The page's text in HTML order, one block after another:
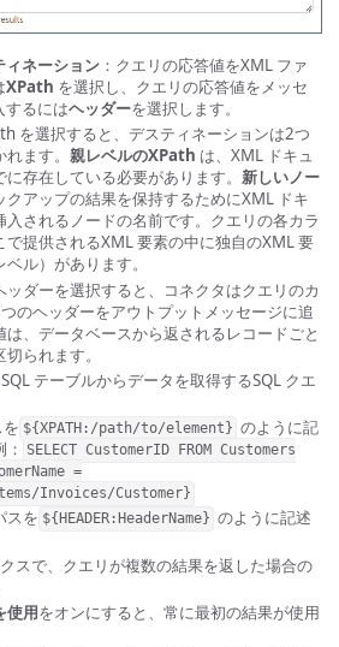
ィネーション ：クエリの応答値をXML ファ
XPath を選択し、クエリの応答値をメッセ
するにはヘッダーを選択します。
を選択すると、デスティネーションは2つ
ます。 親レベルのXPath は、XML ドキュ
に存在している必要があります。 新しいノー
クアップの結果を保持するためにXML ドキ
入されるノードの名前です。クエリの各カラ
で提供されるXML 要素の中に独自のXML 要
ル）があります。
ッダーを選択すると、コネクタはクエリのカ
のヘッダーをアウトプットメッセージに追
は、データベースから返されるレコードごと
られます。
テーブルからデータを取得するSQL クエ
${XPATH:/path/to/element} のように記
SELECT CustomerID FROM Customers
=
Invoices/Customer}
スを ${HEADER:HeaderName} のように記述
スで、クエリが複数の結果を返した場合の
使用をオンにすると、常に最初の結果が使用